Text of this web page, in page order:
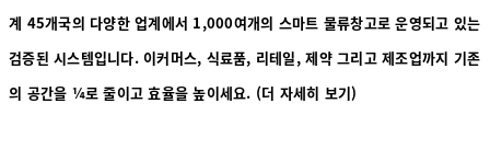
계 45개국의 다양한 업계에서 1,000여개의 스마트 물류창고로 운영되고 있는
검증된 시스템입니다. 이커머스, 식료품, 리테일, 제약 그리고 제조업까지 기존
의 공간을 ¼로 줄이고 효율을 높이세요. (더 자세히 보기)